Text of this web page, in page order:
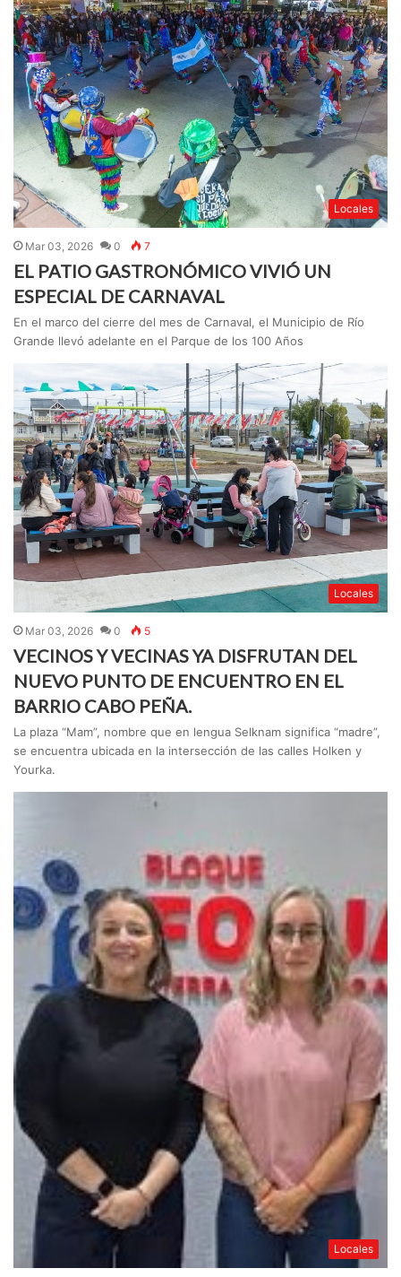
Locales
Mar 03, 2026 0 7
EL PATIO GASTRONÓMICO VIVIÓ UN
ESPECIAL DE CARNAVAL
En el marco del cierre del mes de Carnaval, el Municipio de Río
Grande llevó adelante en el Parque de los 100 Años
Locales
Mar 03, 2026 0 5
VECINOS Y VECINAS YA DISFRUTAN DEL
NUEVO PUNTO DE ENCUENTRO EN EL
BARRIO CABO PEÑA.
La plaza “Mam”, nombre que en lengua Selknam significa “madre”,
se encuentra ubicada en la intersección de las calles Holken y
Yourka.
Locales